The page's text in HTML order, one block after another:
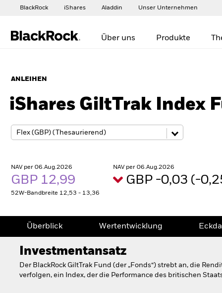
BlackRock iShares Aladdin Unser Unternehmen
Über uns Produkte
ANLEIHEN
iShares GiltTrak Index
NAV per 06.Aug.2026
GBP 12,99
52W-Bandbreite 12,53 - 13,36
NAV per 06.Aug.2026
GBP -0,03 (-
Überblick Wertentwicklung
Investmentansatz
Der BlackRock GiltTrak Fund (der „Fonds“) strebt an, die
verfolgen, ein Index, der die Performance des britischen